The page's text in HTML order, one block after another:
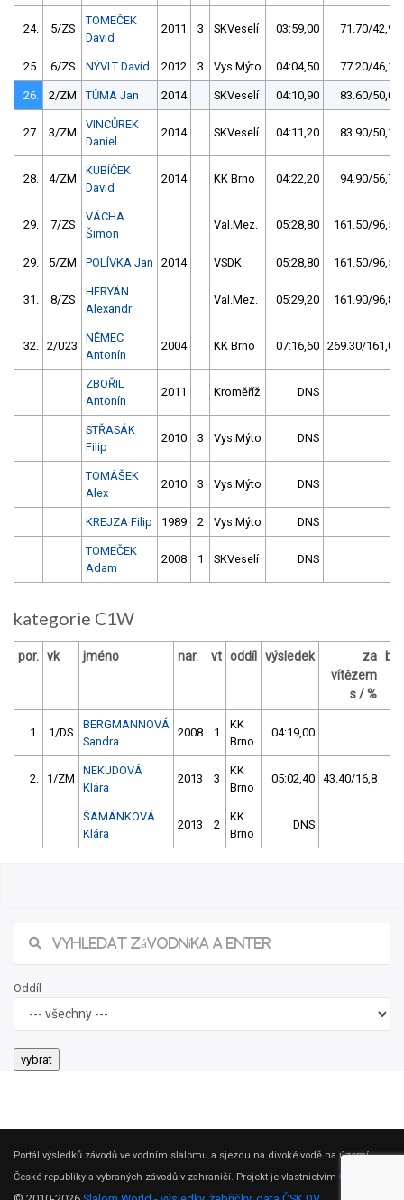
24. 5/ZS
TOMEČEK
David
2011 3 SKVeselí 03:59,00 71.70/42,9
25. 6/ZS NÝVLT David 2012 3 Vys.Mýto 04:04,50 77.20/46,1
26. 2/ZM TŮMA Jan 2014 SKVeselí 04:10,90 83.60/50,0
27. 3/ZM
VINCŮREK
Daniel
2014 SKVeselí 04:11,20 83.90/50,1
28. 4/ZM
KUBÍČEK
David
2014 KK Brno 04:22,20 94.90/56,7
29. 7/ZS
VÁCHA
Šimon
Val.Mez. 05:28,80 161.50/96,5
29. 5/ZM POLÍVKA Jan 2014 VSDK 05:28,80 161.50/96,5
31. 8/ZS
HERYÁN
Alexandr
Val.Mez. 05:29,20 161.90/96,8
32. 2/U23
NĚMEC
Antonín
2004 KK Brno 07:16,60 269.30/161,0
ZBOŘIL
Antonín
2011 Kroměříž DNS
STŘASÁK
Filip
2010 3 Vys.Mýto DNS
TOMÁŠEK
Alex
2010 3 Vys.Mýto DNS
KREJZA Filip 1989 2 Vys.Mýto DNS
TOMEČEK
Adam
2008 1 SKVeselí DNS
kategorie C1W
por. vk jméno nar. vt oddíl výsledek
za
vítězem
s / %
1. 1/DS
BERGMANNOVÁ
Sandra
2008 1
KK
Brno
04:19,00
2. 1/ZM
NEKUDOVÁ
Klára
2013 3
KK
Brno
05:02,40 43.40/16,8
ŠAMÁNKOVÁ
Klára
2013 2
KK
Brno
DNS
Oddíl
Portál výsledků závodů ve vodním slalomu a sjezdu na divoké vodě na území
České republiky a vybraných závodů v zahraničí. Projekt je vlastnictvím ČSK DV